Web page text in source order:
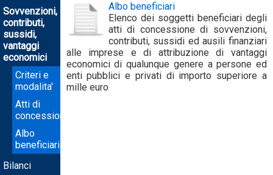
Sovvenzioni,
contributi,
sussidi,
vantaggi
economici
Criteri e
modalita'
Atti di
concessione
Albo
beneficiari
Bilanci
Albo beneficiari
Elenco dei soggetti beneficiari degli
atti di concessione di sovvenzioni,
contributi, sussidi ed ausili finanziari
alle imprese e di attribuzione di vantaggi
economici di qualunque genere a persone ed
enti pubblici e privati di importo superiore a
mille euro